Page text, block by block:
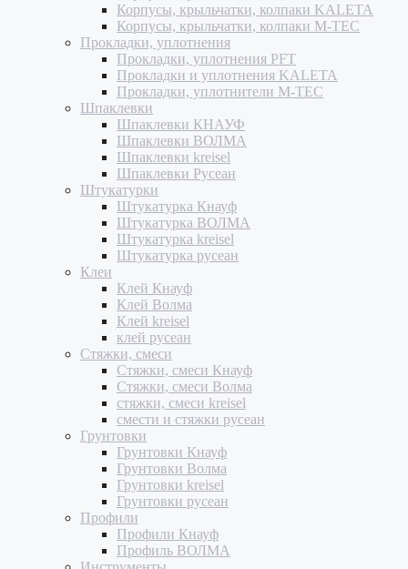
Корпусы, крыльчатки, колпаки KALETA
Корпусы, крыльчатки, колпаки M-TEC
Прокладки, уплотнения
Прокладки, уплотнения PFT
Прокладки и уплотнения KALETA
Прокладки, уплотнители M-TEC
Шпаклевки
Шпаклевки КНАУФ
Шпаклевки ВОЛМА
Шпаклевки kreisel
Шпаклевки Русеан
Штукатурки
Штукатурка Кнауф
Штукатурка ВОЛМА
Штукатурка kreisel
Штукатурка русеан
Клеи
Клей Кнауф
Клей Волма
Клей kreisel
клей русеан
Стяжки, смеси
Стяжки, смеси Кнауф
Стяжки, смеси Волма
стяжки, смеси kreisel
смести и стяжки русеан
Грунтовки
Грунтовки Кнауф
Грунтовки Волма
Грунтовки kreisel
Грунтовки русеан
Профили
Профили Кнауф
Профиль ВОЛМА